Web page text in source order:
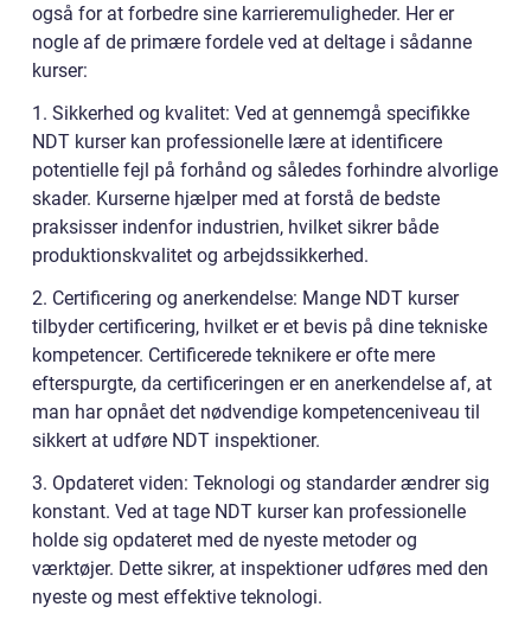
også for at forbedre sine karrieremuligheder. Her er
nogle af de primære fordele ved at deltage i sådanne
kurser:
1. Sikkerhed og kvalitet: Ved at gennemgå specifikke
NDT kurser kan professionelle lære at identificere
potentielle fejl på forhånd og således forhindre alvorlige
skader. Kurserne hjælper med at forstå de bedste
praksisser indenfor industrien, hvilket sikrer både
produktionskvalitet og arbejdssikkerhed.
2. Certificering og anerkendelse: Mange NDT kurser
tilbyder certificering, hvilket er et bevis på dine tekniske
kompetencer. Certificerede teknikere er ofte mere
efterspurgte, da certificeringen er en anerkendelse af, at
man har opnået det nødvendige kompetenceniveau til
sikkert at udføre NDT inspektioner.
3. Opdateret viden: Teknologi og standarder ændrer sig
konstant. Ved at tage NDT kurser kan professionelle
holde sig opdateret med de nyeste metoder og
værktøjer. Dette sikrer, at inspektioner udføres med den
nyeste og mest effektive teknologi.